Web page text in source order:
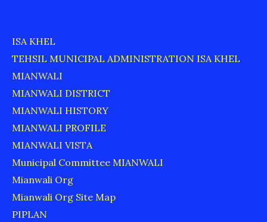
ISA KHEL
TEHSIL MUNICIPAL ADMINISTRATION ISA KHEL
MIANWALI
MIANWALI DISTRICT
MIANWALI HISTORY
MIANWALI PROFILE
MIANWALI VISTA
Municipal Committee MIANWALI
Mianwali Org
Mianwali Org Site Map
PIPLAN